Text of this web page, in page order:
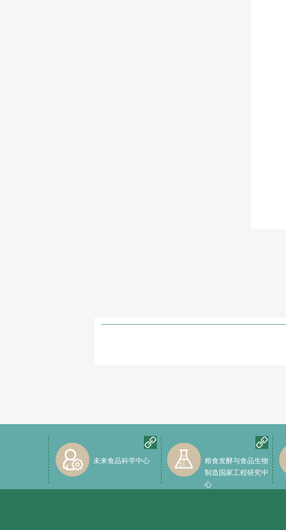
未来食品科学中心
粮食发酵与食品生物
制造国家工程研究中
心